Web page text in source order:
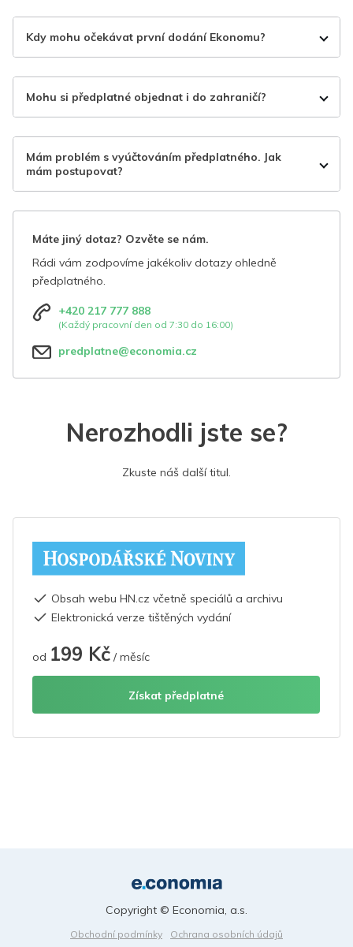
Kdy mohu očekávat první dodání Ekonomu?
Mohu si předplatné objednat i do zahraničí?
Mám problém s vyúčtováním předplatného. Jak
mám postupovat?
Máte jiný dotaz? Ozvěte se nám.
Rádi vám zodpovíme jakékoliv dotazy ohledně
předplatného.
+420 217 777 888
(Každý pracovní den od 7:30 do 16:00)
predplatne@economia.cz
Nerozhodli jste se?
Zkuste náš další titul.
Obsah webu HN.cz včetně speciálů a archivu
Elektronická verze tištěných vydání
od 199 Kč / měsíc
Získat předplatné
Obchodní podmínky
Ochrana osobních údajů
Copyright © Economia, a.s.